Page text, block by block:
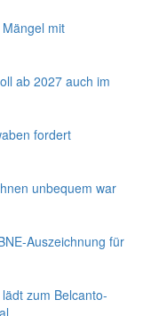
mit
ab 2027 auch im
fordert
unbequem war
Auszeichnung für
zum Belcanto-